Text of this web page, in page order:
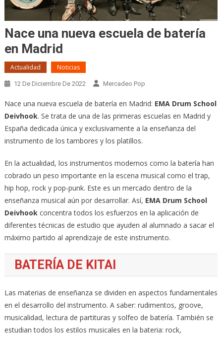
Nace una nueva escuela de batería
en Madrid
Actualidad Noticias
12 De Diciembre De 2022 Mercadeo Pop
Nace una nueva escuela de batería en Madrid: EMA Drum School
Deivhook. Se trata de una de las primeras escuelas en Madrid y
España dedicada única y exclusivamente a la enseñanza del
instrumento de los tambores y los platillos.
En la actualidad, los instrumentos modernos como la batería han
cobrado un peso importante en la escena musical como el trap,
hip hop, rock y pop-punk. Este es un mercado dentro de la
enseñanza musical aún por desarrollar. Así, EMA Drum School
Deivhookconcentra todos los esfuerzos en la aplicación de
diferentes técnicas de estudio que ayuden al alumnado a sacar el
máximo partido al aprendizaje de este instrumento.
BATERÍA DE KITAI
Las materias de enseñanza se dividen en aspectos fundamentales
en el desarrollo del instrumento. A saber: rudimentos, groove,
musicalidad, lectura de partituras y solfeo de batería. También se
estudian todos los estilos musicales en la bateria: rock,